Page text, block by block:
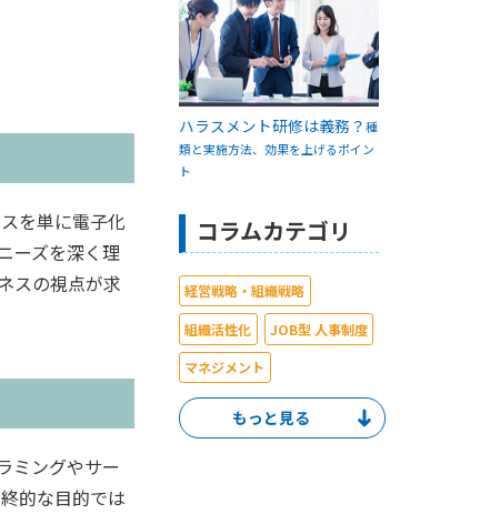
を単に電子化
ーズを深く理
スの視点が求
ミングやサー
的な目的では
ハラスメント研修は義務？種
類と実施方法、効果を上げるポイン
ト
コラムカテゴリ
経営戦略・組織戦略
組織活性化
JOB型 人事制度
マネジメント
リーダーシップ
コミュニケーション